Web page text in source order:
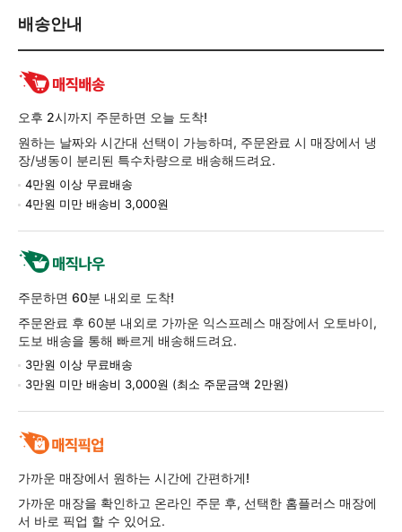
배
교
환/
반
품
정
보
배송안내
오후 2시까지 주문하면 오늘 도착!
원하는 날짜와 시간대 선택이 가능하며, 주문완료 시 매장에서 냉
장/냉동이 분리된 특수차량으로 배송해드려요.
4만원 이상 무료배송
4만원 미만 배송비 3,000원
주문하면 60분 내외로 도착!
주문완료 후 60분 내외로 가까운 익스프레스 매장에서 오토바이,
도보 배송을 통해 빠르게 배송해드려요.
3만원 이상 무료배송
3만원 미만 배송비 3,000원 (최소 주문금액 2만원)
가까운 매장에서 원하는 시간에 간편하게!
가까운 매장을 확인하고 온라인 주문 후, 선택한 홈플러스 매장에
서 바로 픽업 할 수 있어요.